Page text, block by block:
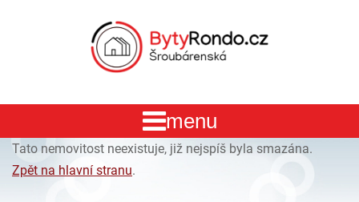
Tato nemovitost neexistuje, již nejspíš byla smazána.
Zpět na hlavní stranu.